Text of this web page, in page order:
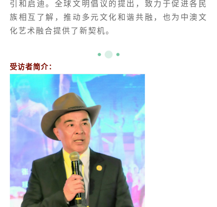
引和启迪。全球文明倡议的提出，致力于促进各民
族相互了解，推动多元文化和谐共融，也为中澳文
化艺术融合提供了新契机。
受访者简介：